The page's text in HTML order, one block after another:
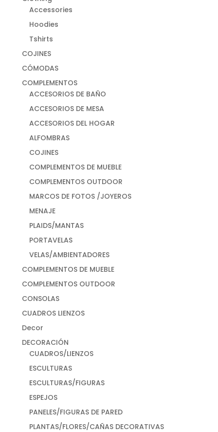
Accessories
Hoodies
Tshirts
COJINES
CÓMODAS
COMPLEMENTOS
ACCESORIOS DE BAÑO
ACCESORIOS DE MESA
ACCESORIOS DEL HOGAR
ALFOMBRAS
COJINES
COMPLEMENTOS DE MUEBLE
COMPLEMENTOS OUTDOOR
MARCOS DE FOTOS /JOYEROS
MENAJE
PLAIDS/MANTAS
PORTAVELAS
VELAS/AMBIENTADORES
COMPLEMENTOS DE MUEBLE
COMPLEMENTOS OUTDOOR
CONSOLAS
CUADROS LIENZOS
Decor
DECORACIÓN
CUADROS/LIENZOS
ESCULTURAS
ESCULTURAS/FIGURAS
ESPEJOS
PANELES/FIGURAS DE PARED
PLANTAS/FLORES/CAÑAS DECORATIVAS